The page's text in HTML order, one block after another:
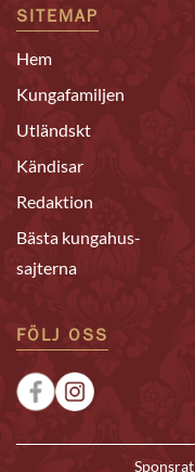
SITEMAP
Hem
Kungafamiljen
Utländskt
Kändisar
Redaktion
Bästa kungahus-
sajterna
FÖLJ OSS
Sponsrat